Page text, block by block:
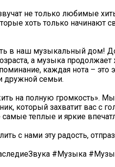
не только любимые
хоть только начинают
в наш музыкальный дом!
а музыка
каждая нота – это
дружной семьи.
на полную громкость».
который захватит вас с
теплые и яркие
с нами эту радость,
#Музыка